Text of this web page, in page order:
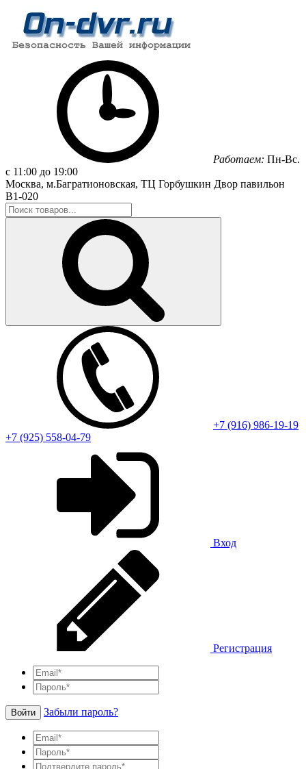
Работаем: Пн-Вс.
с 11:00 до 19:00
Москва, м.Багратионовская, ТЦ Горбушкин Двор павильон
B1-020
+7 (916) 986-19-19
+7 (925) 558-04-79
Вход
Регистрация
Войти Забыли пароль?